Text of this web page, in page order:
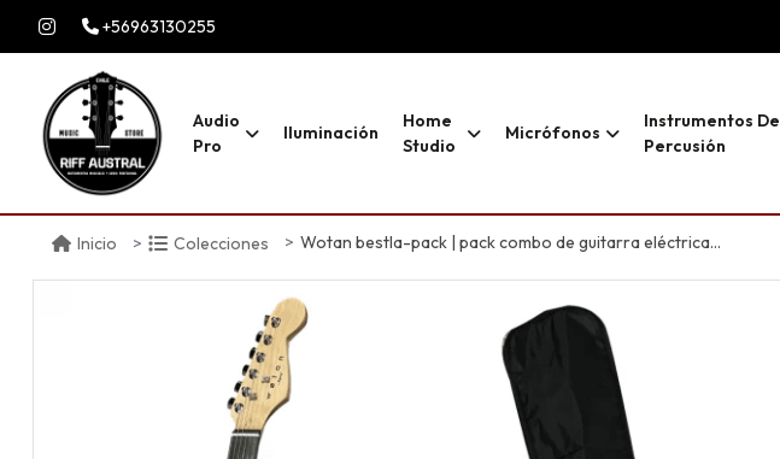
+56963130255
Audio
Pro
Iluminación
Home
Studio
Micrófonos
Instrumentos De
Percusión
Inicio Colecciones Wotan bestla-pack | pack combo de guitarra eléctrica + amplificador + funda, strap, uñetas y cuerdas